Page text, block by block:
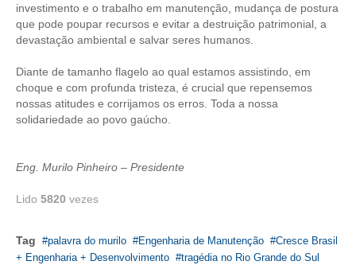
PLATAFORMAS GRATUITAS
APOSENTADORIA
CONVÊNIOS
CAMPANHAS SALARIAIS
investimento e o trabalho em manutenção, mudança de postura
que pode poupar recursos e evitar a destruição patrimonial, a
devastação ambiental e salvar seres humanos.
Diante de tamanho flagelo ao qual estamos assistindo, em
choque e com profunda tristeza, é crucial que repensemos
nossas atitudes e corrijamos os erros. Toda a nossa
solidariedade ao povo gaúcho.
Eng. Murilo Pinheiro – Presidente
Lido 5820 vezes
Tag palavra do murilo Engenharia de Manutenção
Cresce Brasil
+ Engenharia + Desenvolvimento
tragédia no Rio Grande do Sul